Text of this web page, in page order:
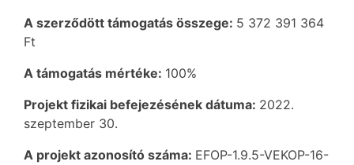
A szerződött támogatás összege: 5 372 391 364
Ft
A támogatás mértéke: 100%
Projekt fizikai befejezésének dátuma: 2022.
szeptember 30.
A projekt azonosító száma: EFOP-1.9.5-VEKOP-16-